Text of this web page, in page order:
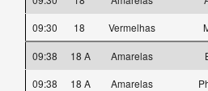
09:30
18 Vermelhas
09:38 18 A Amarelas
09:38
18 A Amarelas